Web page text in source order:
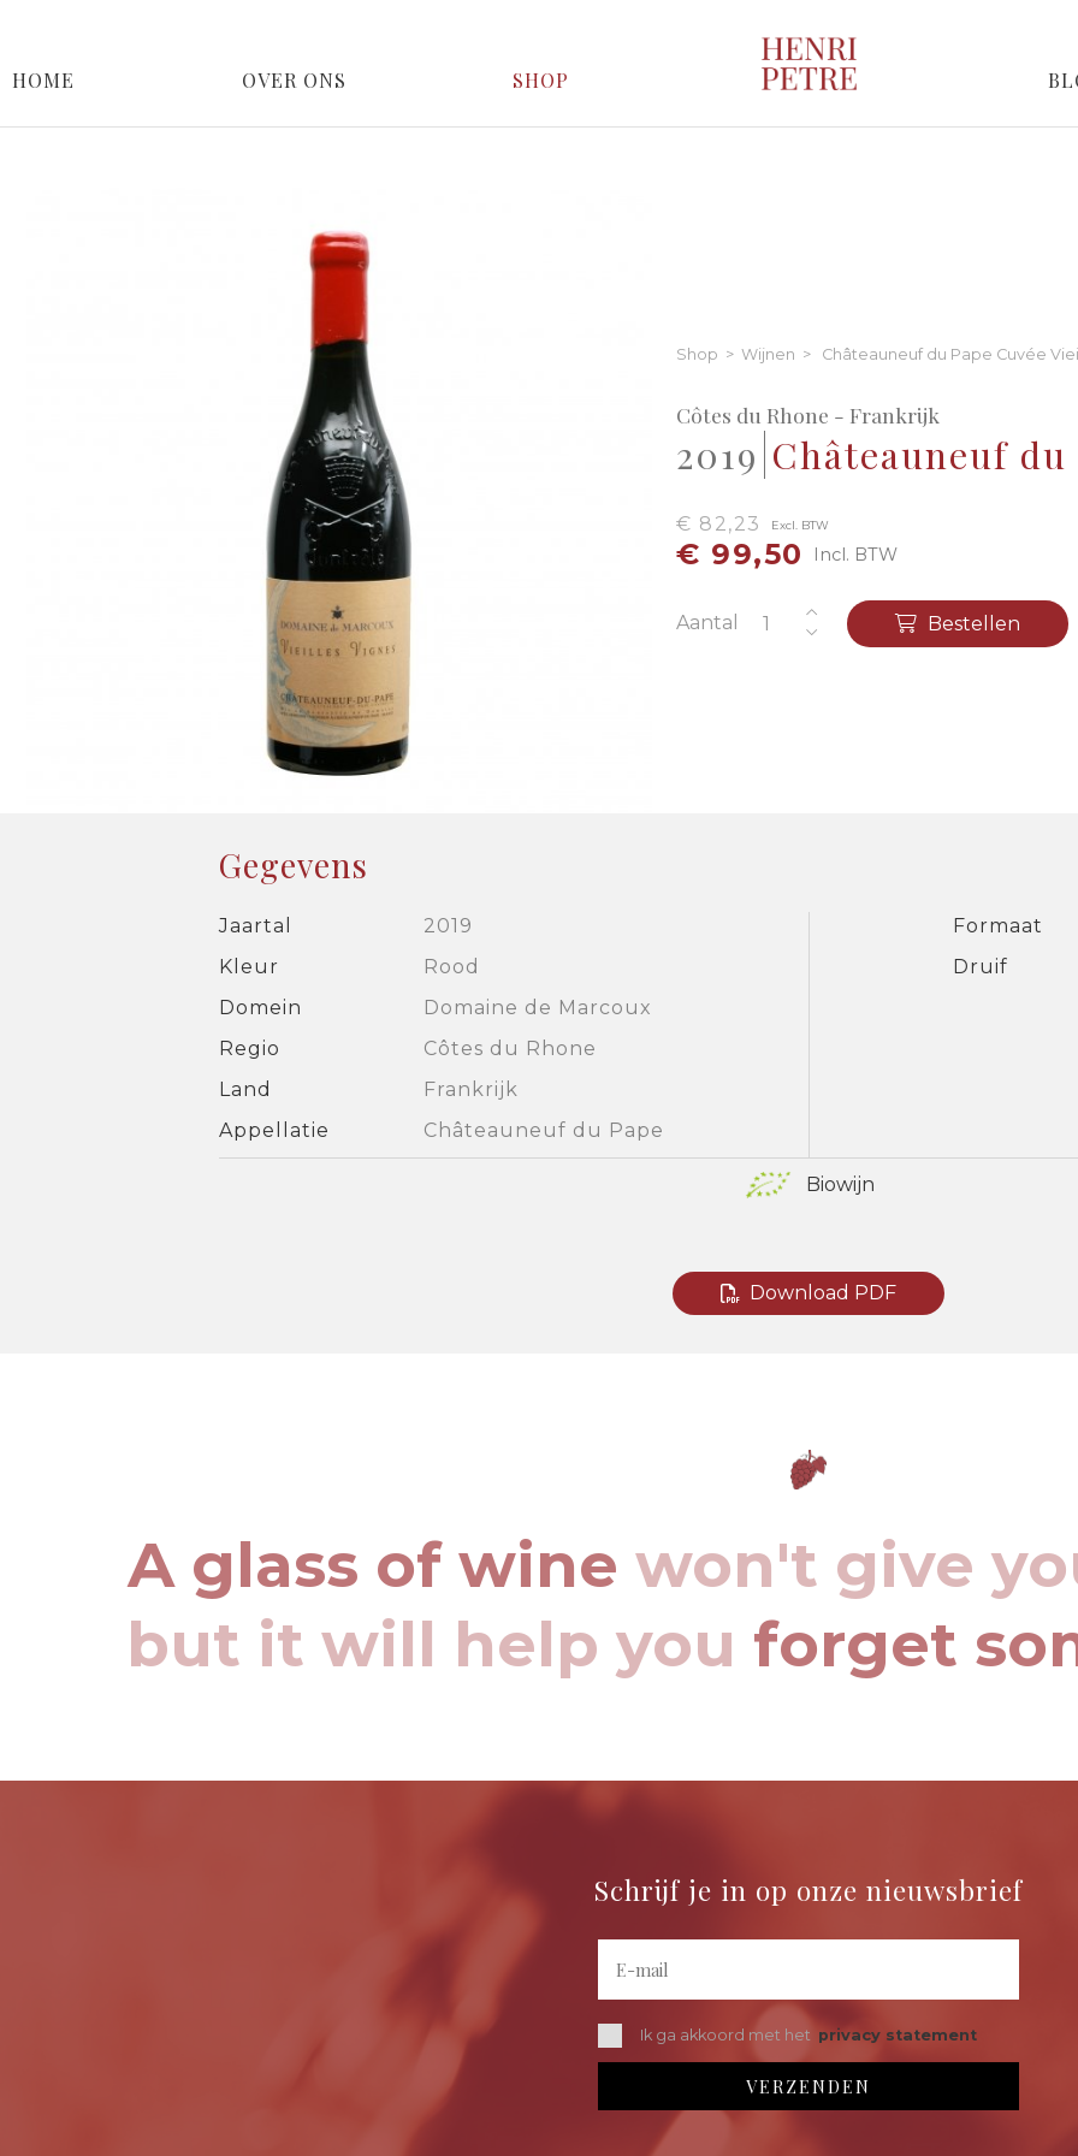
HOME OVER ONS SHOP
Shop > Wijnen > Châteauneuf du Pape Cuvée
Côtes du Rhone - Frankrijk
2019 Châteauneuf
€ 82,23 Excl. BTW
€ 99,50 Incl. BTW
Aantal Bestellen
Gegevens
Jaartal
2019
Kleur
Rood
Domein
Domaine de Marcoux
Regio
Côtes du Rhone
Land
Frankrijk
Appellatie
Châteauneuf du Pape
Formaat
Druif
Biowijn
Download PDF
A glass of wine won't give
but it will help you forget
Schrijf je in op onze nieuwsbrief
Ik ga akkoord met het privacy statement